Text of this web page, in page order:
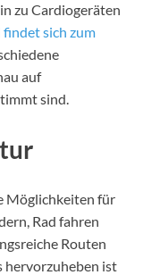
zu Cardiogeräten
sich zum
auf
sind.
Möglichkeiten für
Rad fahren
Routen
hervorzuheben ist